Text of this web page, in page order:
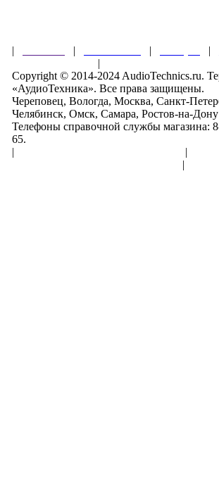
| | | |
|
Copyright © 2014-2024 AudioTechnics.ru.
«АудиоТехника». Все права защищены.
Череповец, Вологда, Москва, Санкт-
Челябинск, Омск, Самара, Ростов-на-
Телефоны справочной службы магазина:
65.
|
|
|